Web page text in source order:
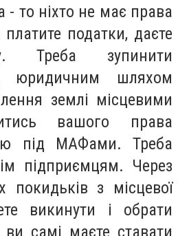
то ніхто не має права
податки, даєте
Треба зупинити
юридичним шляхом
землі місцевими
вашого права
під МАФами. Треба
підприємцям. Через
покидьків з місцевої
викинути і обрати
ви самі маєте ставати